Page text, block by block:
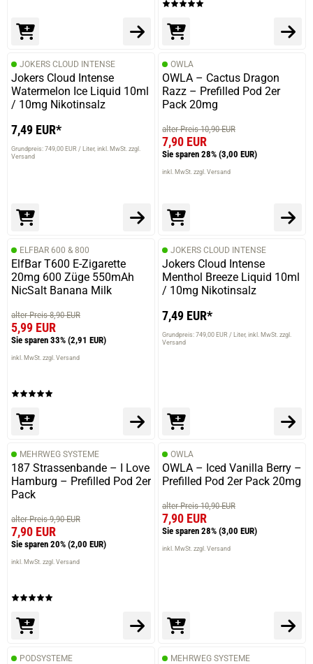
JOKERS CLOUD INTENSE
Jokers Cloud Intense
Watermelon Ice Liquid 10ml
/ 10mg Nikotinsalz
7,49 EUR*
Grundpreis: 749,00 EUR / Liter inkl. MwSt. zzgl.
Versand
OWLA
OWLA – Cactus Dragon
Razz – Prefilled Pod 2er
Pack 20mg
alter Preis 10,90 EUR
7,90 EUR
Sie sparen 28% (3,00 EUR)
inkl. MwSt. zzgl. Versand
ELFBAR 600 & 800
ElfBar T600 E-Zigarette
20mg 600 Züge 550mAh
NicSalt Banana Milk
alter Preis 8,90 EUR
5,99 EUR
Sie sparen 33% (2,91 EUR)
inkl. MwSt. zzgl. Versand
JOKERS CLOUD INTENSE
Jokers Cloud Intense
Menthol Breeze Liquid 10ml
/ 10mg Nikotinsalz
7,49 EUR*
Grundpreis: 749,00 EUR / Liter inkl. MwSt. zzgl.
Versand
MEHRWEG SYSTEME
187 Strassenbande – I Love
Hamburg – Prefilled Pod 2er
Pack
alter Preis 9,90 EUR
7,90 EUR
Sie sparen 20% (2,00 EUR)
inkl. MwSt. zzgl. Versand
OWLA
OWLA – Iced Vanilla Berry –
Prefilled Pod 2er Pack 20mg
alter Preis 10,90 EUR
7,90 EUR
Sie sparen 28% (3,00 EUR)
inkl. MwSt. zzgl. Versand
PODSYSTEME MEHRWEG SYSTEME